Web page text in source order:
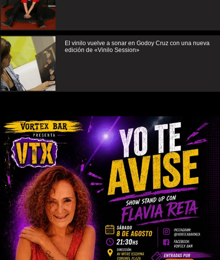
El vinilo vuelve a sonar en Godoy Cruz con una nueva
edición de «Vinilo Session»